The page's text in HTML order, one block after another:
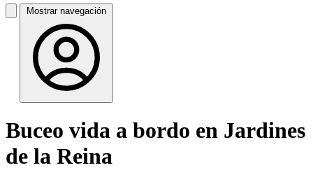
Mostrar navegación
Buceo vida a bordo en Jardines
de la Reina